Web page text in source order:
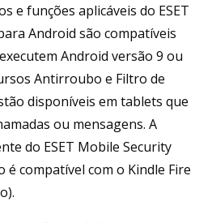
e funções aplicáveis do ESET
Android são compatíveis
Android versão 9 ou
Antirroubo e Filtro de
disponíveis em tablets que
ou mensagens. A
do ESET Mobile Security
é compatível com o Kindle Fire